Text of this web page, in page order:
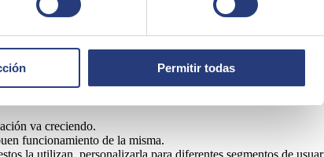
Permitir todas
agilizando los tiempos de desarrollo pero sin perder de
va creciendo.
funcionamiento de la misma.